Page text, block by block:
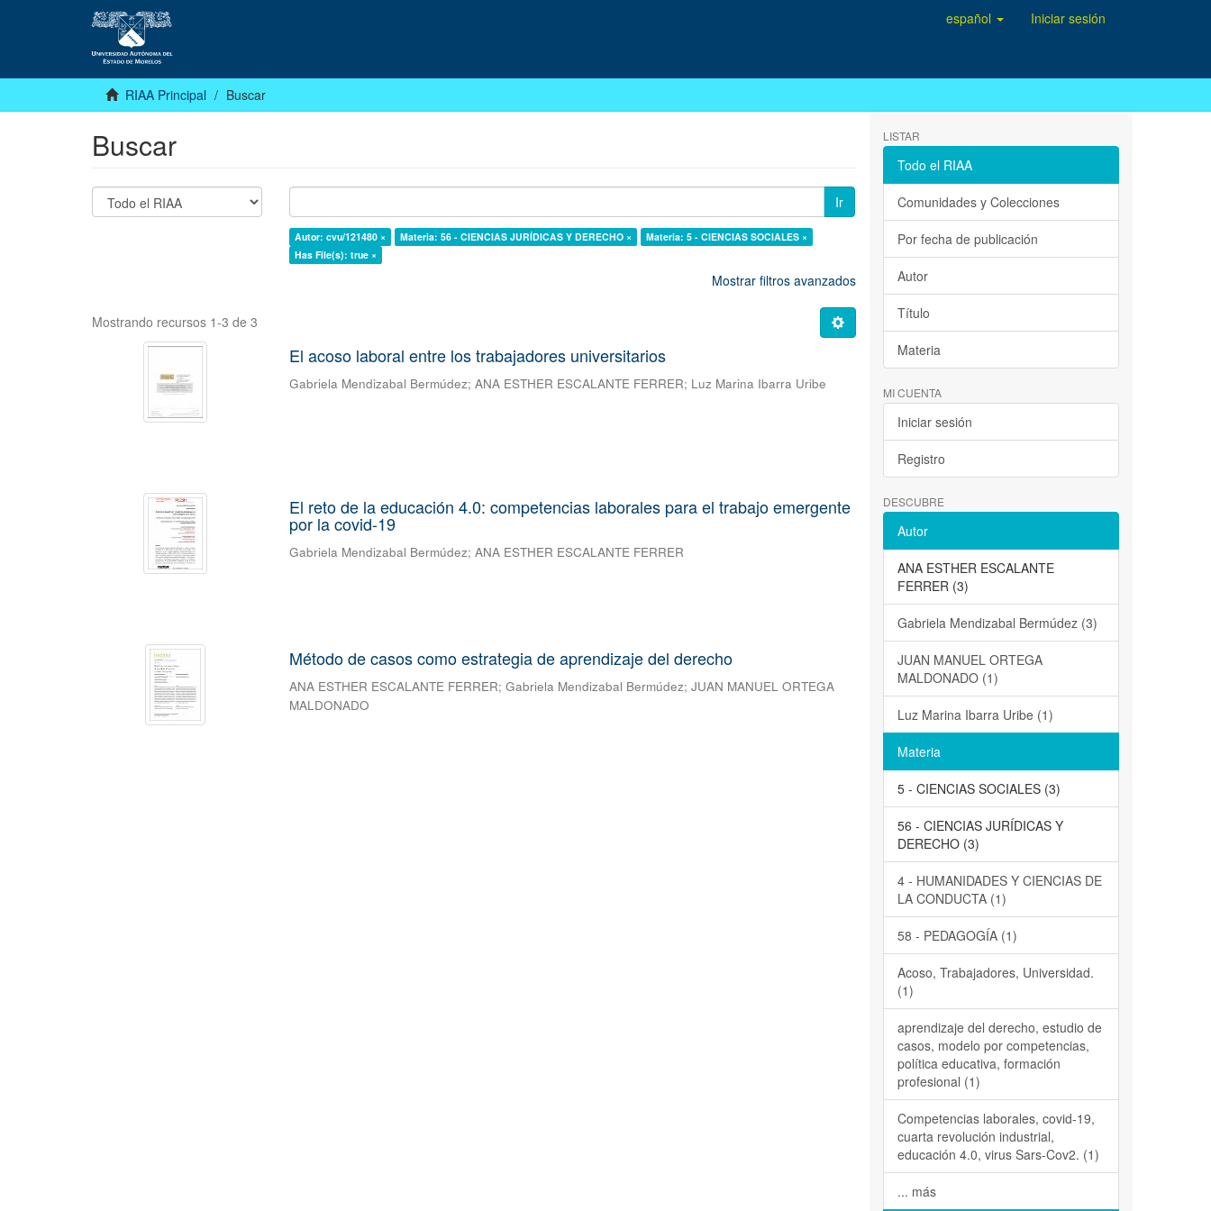
español Iniciar sesión
RIAA Principal Buscar
Buscar
Ir
Autor: cvu/121480 × Materia: 56 - CIENCIAS JURÍDICAS Y DERECHO ×
Materia: 5 - CIENCIAS SOCIALES ×
Has File(s): true ×
Mostrar filtros avanzados
Mostrando recursos 1-3 de 3
El acoso laboral entre los trabajadores universitarios
Gabriela Mendizabal Bermúdez;ANA ESTHER ESCALANTE FERRER; Luz Marina Ibarra Uribe
El reto de la educación 4.0: competencias laborales para el trabajo emergente
por la covid-19
Gabriela Mendizabal Bermúdez;ANA ESTHER ESCALANTE FERRER
Método de casos como estrategia de aprendizaje del derecho
ANA ESTHER ESCALANTE FERRER;Gabriela Mendizabal Bermúdez;JUAN MANUEL ORTEGA
MALDONADO
LISTAR
Todo el RIAA
Comunidades y Colecciones
Por fecha de publicación
Autor
Título
Materia
MI CUENTA
Iniciar sesión
Registro
DESCUBRE
Autor
ANA ESTHER ESCALANTE
FERRER (3)
Gabriela Mendizabal Bermúdez (3)
JUAN MANUEL ORTEGA
MALDONADO (1)
Luz Marina Ibarra Uribe (1)
Materia
5 - CIENCIAS SOCIALES (3)
56 - CIENCIAS JURÍDICAS Y
DERECHO (3)
4 - HUMANIDADES Y CIENCIAS DE
LA CONDUCTA (1)
58 - PEDAGOGÍA (1)
Acoso, Trabajadores, Universidad.
(1)
aprendizaje del derecho, estudio de
casos, modelo por competencias,
política educativa, formación
profesional (1)
Competencias laborales, covid-19,
cuarta revolución industrial,
educación 4.0, virus Sars-Cov2. (1)
... más